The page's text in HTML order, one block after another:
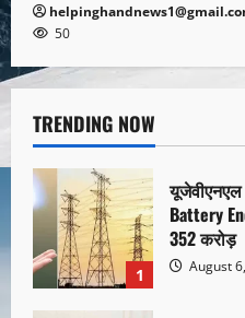
50
TRENDING NOW
1
यूजेवीएनएल
Battery
352 करोड़
August